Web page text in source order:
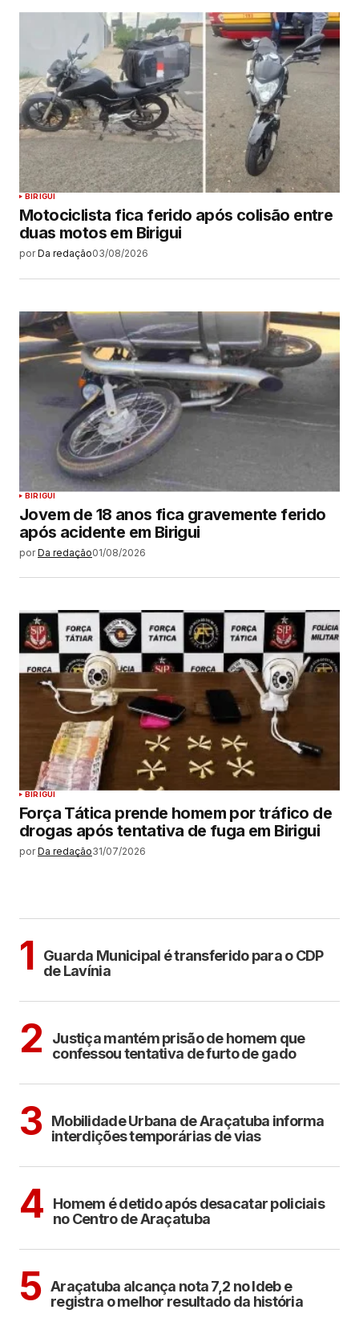
BIRIGUI
Motociclista fica ferido após colisão entre
duas motos em Birigui
por Da redação03/08/2026
BIRIGUI
Jovem de 18 anos fica gravemente ferido
após acidente em Birigui
por Da redação01/08/2026
BIRIGUI
Força Tática prende homem por tráfico de
drogas após tentativa de fuga em Birigui
por Da redação31/07/2026
1
Guarda Municipal é transferido para o CDP
de Lavínia
2
Justiça mantém prisão de homem que
confessou tentativa de furto de gado
3 Mobilidade Urbana de Araçatuba informa
interdições temporárias de vias
4
Homem é detido após desacatar policiais
no Centro de Araçatuba
5 Araçatuba alcança nota 7,2 no Ideb e
registra o melhor resultado da história